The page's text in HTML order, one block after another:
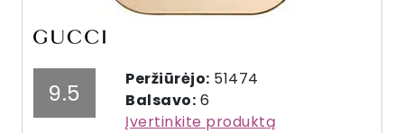
9.5 Peržiūrėjo: 51474
Balsavo: 6
Įvertinkite produktą